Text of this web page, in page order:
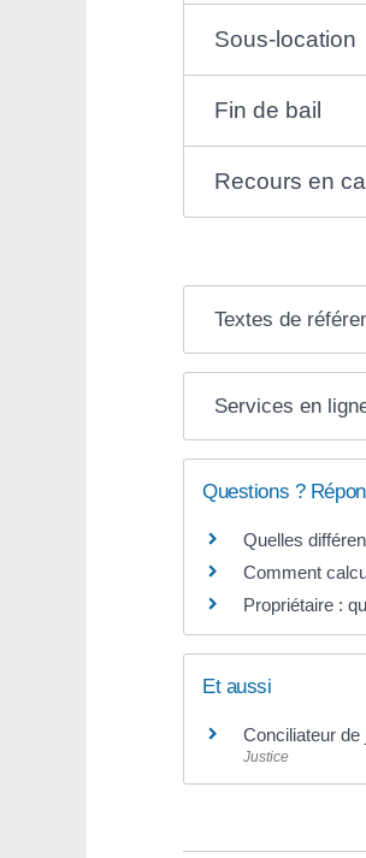
Sous-location
Fin de bail
Recours en
Textes de
Services en
Questions ?
Quelles
Comment
Propriétaire :
Et aussi
Conciliateur de
Justice